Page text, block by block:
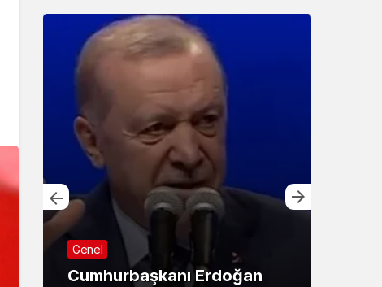
Sistem Modu
Sistem modunu seçin.
Genel
Cumhurbaşkanı Erdoğan